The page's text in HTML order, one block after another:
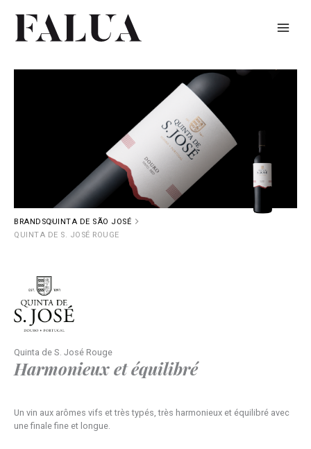
content
BRANDSQUINTA DE SÃO JOSÉ
QUINTA DE S. JOSÉ ROUGE
Quinta de S. José Rouge
Harmonieux et équilibré
Un vin aux arômes vifs et très typés, très harmonieux et équilibré avec
une finale fine et longue.